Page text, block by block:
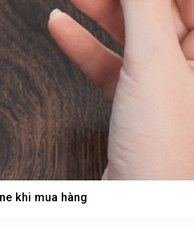
khi mua hàng
Call
Dự án hot nhất hiện nay